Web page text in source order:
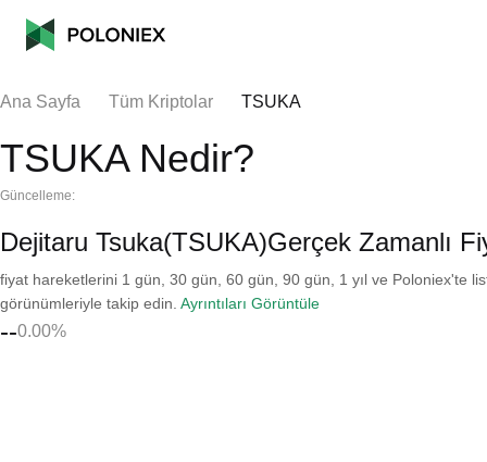
Ana Sayfa Tüm Kriptolar TSUKA
TSUKA Nedir?
Güncelleme:
Dejitaru Tsuka(TSUKA)Gerçek Zamanlı
fiyat hareketlerini 1 gün, 30 gün, 60 gün, 90 gün, 1 yıl ve Poloniex'te
görünümleriyle takip edin. Ayrıntıları Görüntüle
--0.00%